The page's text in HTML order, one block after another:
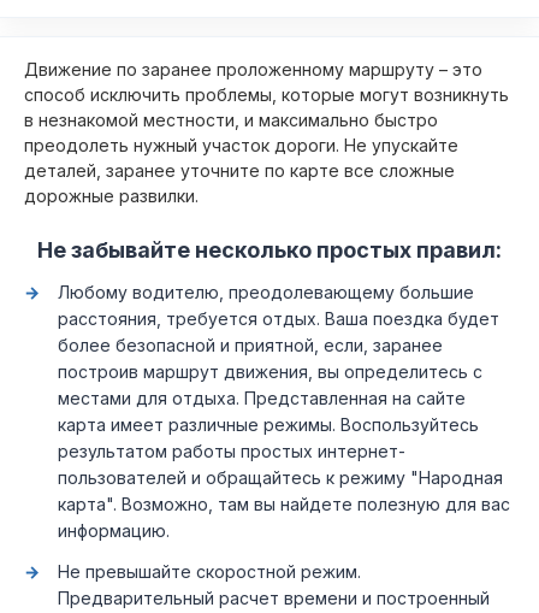
Движение по заранее проложенному маршруту – это
способ исключить проблемы, которые могут возникнуть
в незнакомой местности, и максимально быстро
преодолеть нужный участок дороги. Не упускайте
деталей, заранее уточните по карте все сложные
дорожные развилки.
Не забывайте несколько простых правил:
Любому водителю, преодолевающему большие
расстояния, требуется отдых. Ваша поездка будет
более безопасной и приятной, если, заранее
построив маршрут движения, вы определитесь с
местами для отдыха. Представленная на сайте
карта имеет различные режимы. Воспользуйтесь
результатом работы простых интернет-
пользователей и обращайтесь к режиму "Народная
карта". Возможно, там вы найдете полезную для вас
информацию.
Не превышайте скоростной режим.
Предварительный расчет времени и построенный